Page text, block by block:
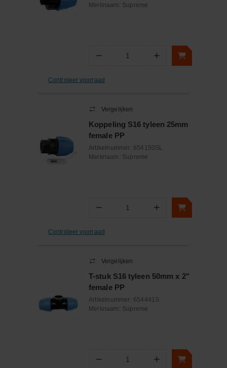
Merknaam: Supreme
− Aantal +
Controleer voorraad
Vergelijken
Koppeling S16 tyleen 25mm
female PP
Artikelnummer: 654150SL
Merknaam: Supreme
− Aantal +
Controleer voorraad
Vergelijken
T-stuk S16 tyleen 50mm x 2"
female PP
Artikelnummer: 654441S
Merknaam: Supreme
− Aantal +